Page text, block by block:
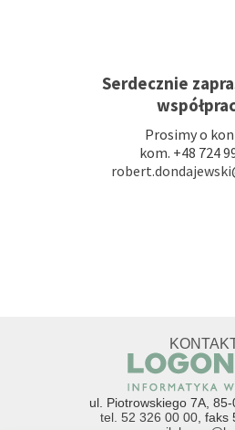
Serdecznie
Prosimy o
kom. +48 724
ul. Piotrowskiego 7A,
tel. 52 326 00 00, faks